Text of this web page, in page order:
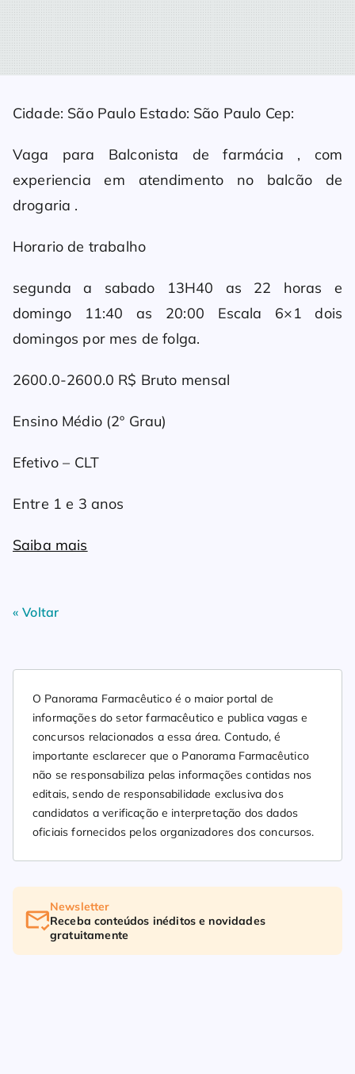
Cidade: São Paulo Estado: São Paulo Cep:
Vaga para Balconista de farmácia , com
experiencia em atendimento no balcão de
drogaria .
Horario de trabalho
segunda a sabado 13H40 as 22 horas e
domingo 11:40 as 20:00 Escala 6×1 dois
domingos por mes de folga.
2600.0-2600.0 R$ Bruto mensal
Ensino Médio (2º Grau)
Efetivo – CLT
Entre 1 e 3 anos
Saiba mais
« Voltar
O Panorama Farmacêutico é o maior portal de
informações do setor farmacêutico e publica vagas e
concursos relacionados a essa área. Contudo, é
importante esclarecer que o Panorama Farmacêutico
não se responsabiliza pelas informações contidas nos
editais, sendo de responsabilidade exclusiva dos
candidatos a verificação e interpretação dos dados
oficiais fornecidos pelos organizadores dos concursos.
Newsletter
Receba conteúdos inéditos e novidades
gratuitamente